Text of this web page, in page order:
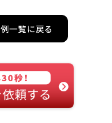
一覧に戻る